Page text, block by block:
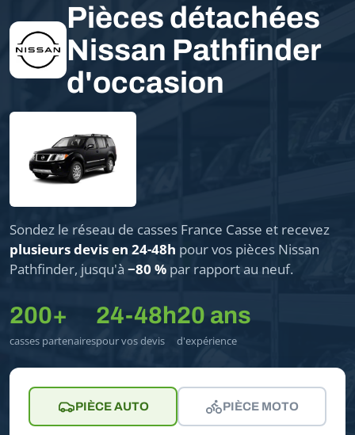
Pièces détachées
Nissan Pathfinder
d'occasion
Sondez le réseau de casses France Casse et recevez
plusieurs devis en 24-48h pour vos pièces Nissan
Pathfinder, jusqu'à −80 % par rapport au neuf.
200+
casses partenaires
24-48h
pour vos devis
20 ans
d'expérience
PIÈCE AUTO PIÈCE MOTO